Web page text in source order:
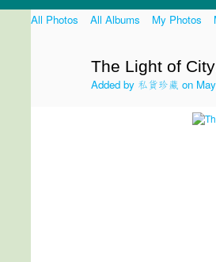
All Photos All Albums My Photos
The Light of
Added by 私貨珍藏 on